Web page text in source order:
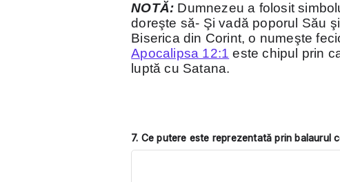
NOTĂ: Dumnezeu a folosit
doreşte să- Şi vadă poporul Său
Biserica din Corint, o numeşte
Apocalipsa 12:1 este chipul prin
luptă cu Satana.
7. Ce putere este reprezentată prin balaurul